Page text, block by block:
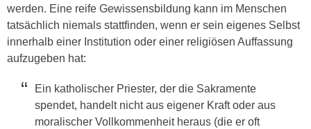
werden. Eine reife Gewissensbildung kann im Menschen
tatsächlich niemals stattfinden, wenn er sein eigenes Selbst
innerhalb einer Institution oder einer religiösen Auffassung
aufzugeben hat:
Ein katholischer Priester, der die Sakramente
spendet, handelt nicht aus eigener Kraft oder aus
moralischer Vollkommenheit heraus (die er oft